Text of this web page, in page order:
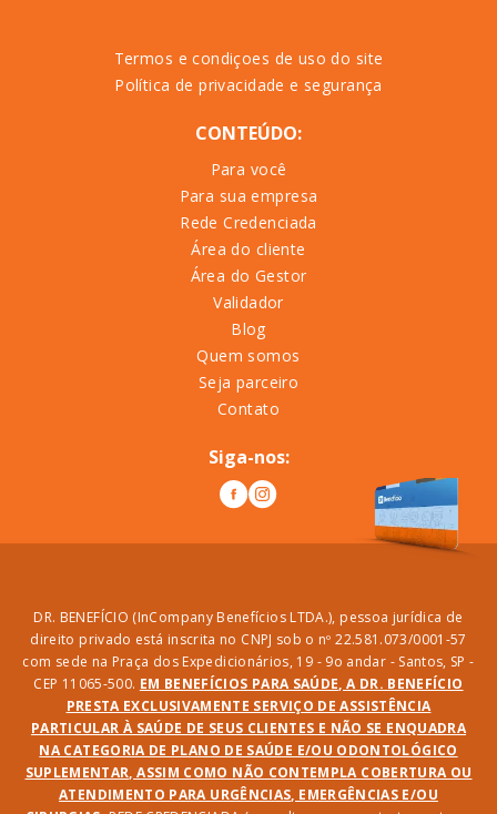
Termos e condiçoes de uso do site
Política de privacidade e segurança
CONTEÚDO:
Para você
Para sua empresa
Rede Credenciada
Área do cliente
Área do Gestor
Validador
Blog
Quem somos
Seja parceiro
Contato
Siga-nos:
DR. BENEFÍCIO (InCompany Benefícios LTDA.), pessoa jurídica de
direito privado está inscrita no CNPJ sob o nº 22.581.073/0001-57
com sede na Praça dos Expedicionários, 19 - 9o andar - Santos, SP -
CEP 11065-500. EM BENEFÍCIOS PARA SAÚDE, A DR. BENEFÍCIO
PRESTA EXCLUSIVAMENTE SERVIÇO DE ASSISTÊNCIA
PARTICULAR À SAÚDE DE SEUS CLIENTES E NÃO SE ENQUADRA
NA CATEGORIA DE PLANO DE SAÚDE E/OU ODONTOLÓGICO
SUPLEMENTAR, ASSIM COMO NÃO CONTEMPLA COBERTURA OU
ATENDIMENTO PARA URGÊNCIAS, EMERGÊNCIAS E/OU